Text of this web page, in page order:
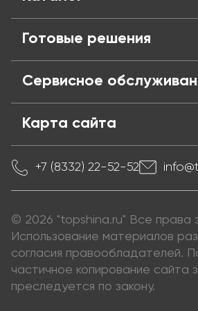
Готовые решения
Сервисное
Карта сайта
+7 (8332) 22-52-52
© 2026 "topshina.ru" Все права
Использование материалов
согласия правообладателей.
частичное копирование сайта
преследуется по закону.